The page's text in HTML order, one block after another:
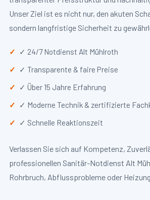
Unser Ziel ist es nicht nur, den akuten
sondern langfristige Sicherheit zu
✓ 24/7 Notdienst Alt Mühlroth
✓ Transparente & faire Preise
✓ Über 15 Jahre Erfahrung
✓ Moderne Technik & zertifizierte
✓ Schnelle Reaktionszeit
Verlassen Sie sich auf Kompetenz,
professionellen Sanitär-Notdienst Alt
Rohrbruch, Abflussprobleme oder